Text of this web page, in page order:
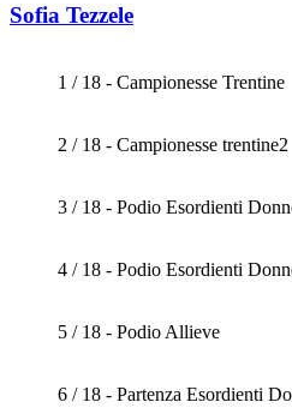
Sofia Tezzele
1 / 18 - Campionesse Trentine
2 / 18 - Campionesse trentine2
3 / 18 - Podio Esordienti
4 / 18 - Podio Esordienti
5 / 18 - Podio Allieve
6 / 18 - Partenza Esordienti